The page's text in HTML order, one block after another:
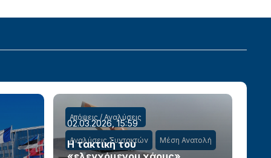
Απόψεις / Αναλύσεις
Αναλύσεις Συντακτών Μέση Ανατολή
02.03.2026, 15:59
Η τακτική του